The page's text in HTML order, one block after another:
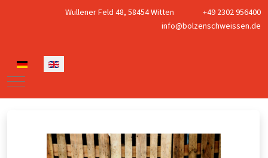
Wullener Feld 48, 58454 Witten
+49 2302 956400
info@bolzenschweissen.de
Select your language
Mobile Menu Toggle